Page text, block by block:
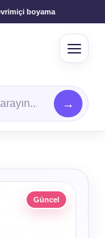
boyama
Güncel